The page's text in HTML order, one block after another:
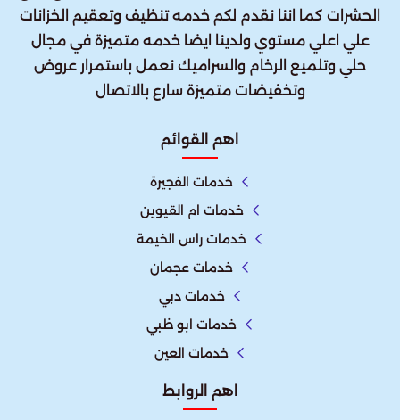
الحشرات كما اننا نقدم لكم خدمه تنظيف وتعقيم الخزانات
علي اعلي مستوي ولدينا ايضا خدمه متميزة في مجال
حلي وتلميع الرخام والسراميك نعمل باستمرار عروض
وتخفيضات متميزة سارع بالاتصال
اهم القوائم
خدمات الفجيرة
خدمات ام القيوين
خدمات راس الخيمة
خدمات عجمان
خدمات دبي
خدمات ابو ظبي
خدمات العين
اهم الروابط